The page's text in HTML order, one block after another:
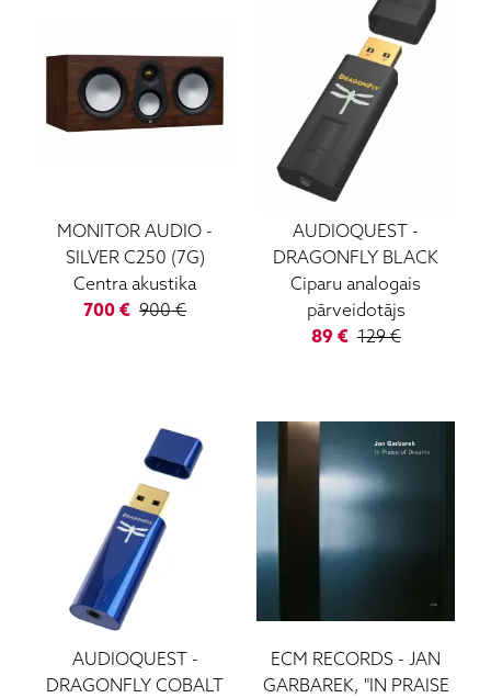
MONITOR AUDIO -
SILVER C250 (7G)
Centra akustika
700 € 900€
AUDIOQUEST -
DRAGONFLY BLACK
Ciparu analogais
pārveidotājs
89€ 129€
AUDIOQUEST-
DRAGONFLY COBALT
ECM RECORDS -JAN
GARBAREK, "IN PRAISE